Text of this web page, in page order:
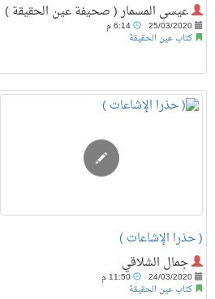
عيسى المسمار ( صحيفة عين الحقيقة )
25/03/2020
كتاب عين الحقيقة
( حذرا الإشاعات )
جمال الشلاقي
24/03/2020
كتاب عين الحقيقة